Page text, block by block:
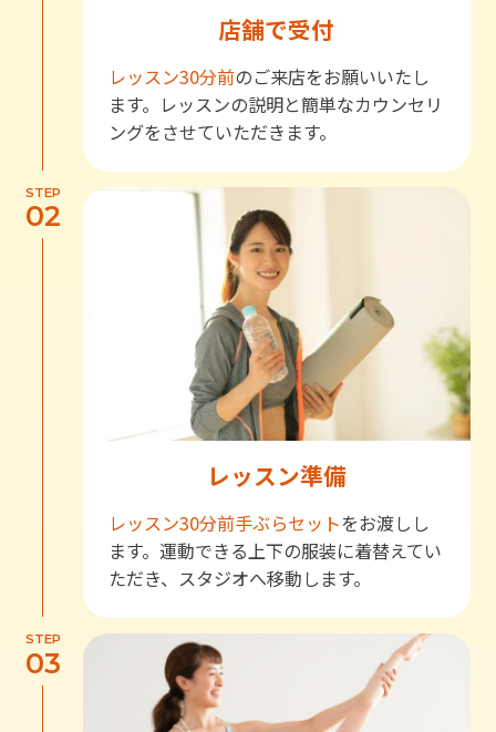
店舗で受付
レッスン30分前のご来店をお願いいたし
ます。レッスンの説明と簡単なカウンセリ
ングをさせていただきます。
STEP
02
レッスン準備
レッスン30分前手ぶらセットをお渡しし
ます。運動できる上下の服装に着替えてい
ただき、スタジオへ移動します。
STEP
03